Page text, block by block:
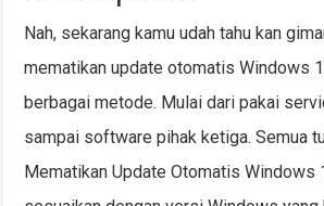
Nah, sekarang kamu udah tahu kan
mematikan update otomatis Windows
berbagai metode. Mulai dari pakai
sampai software pihak ketiga. Semua
Mematikan Update Otomatis Windows